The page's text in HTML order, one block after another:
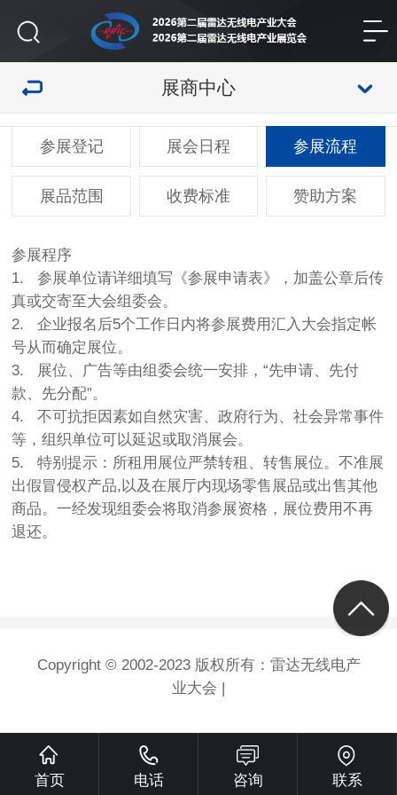
展商中心
参展登记 展会日程 参展流程
展品范围 收费标准 赞助方案
参展程序
1. 参展单位请详细填写《参展申请表》，加盖公章后传
真或交寄至大会组委会。
2. 企业报名后5个工作日内将参展费用汇入大会指定帐
号从而确定展位。
3. 展位、广告等由组委会统一安排，“先申请、先付
款、先分配”。
4. 不可抗拒因素如自然灾害、政府行为、社会异常事件
等，组织单位可以延迟或取消展会。
5. 特别提示：所租用展位严禁转租、转售展位。不准展
出假冒侵权产品,以及在展厅内现场零售展品或出售其他
商品。一经发现组委会将取消参展资格，展位费用不再
退还。
Copyright © 2002-2023 版权所有：雷达无线电产
业大会 |
首页 电话 咨询 联系